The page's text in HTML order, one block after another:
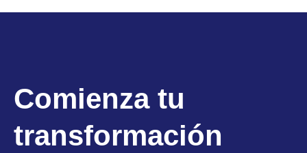
Comienza tu
transformación